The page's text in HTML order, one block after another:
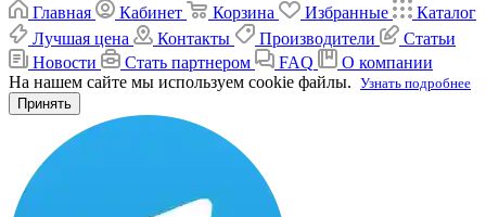
Главная
Кабинет Корзина Избранные
Каталог
Лучшая цена
Контакты Производители
Статьи
Новости
Стать партнером FAQ
О компании
На нашем сайте мы используем cookie файлы. Узнать подробнее
Принять